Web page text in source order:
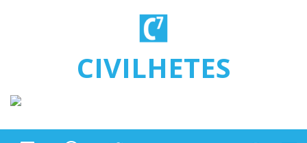
CIVILHETES